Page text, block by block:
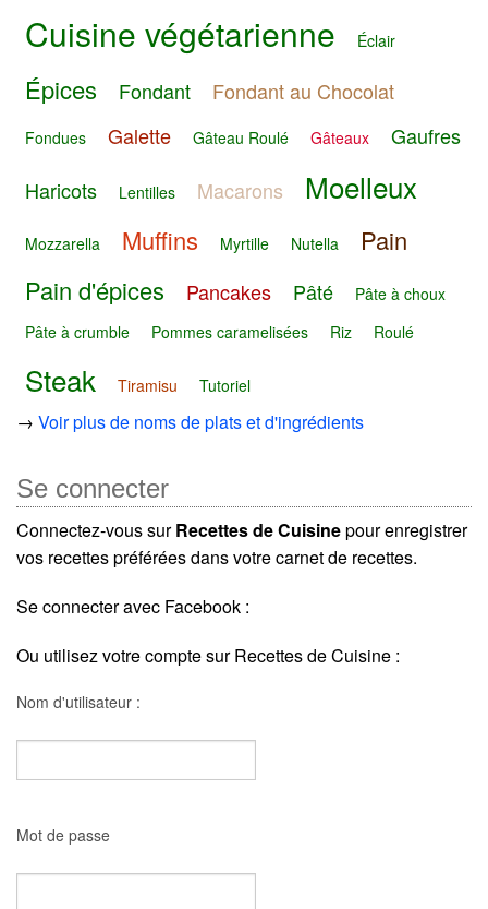
Cuisine végétarienne Éclair
Épices Fondant Fondant au Chocolat
Fondues Galette Gâteau Roulé Gâteaux
Gaufres
Haricots
Lentilles Macarons Moelleux
Mozzarella Muffins Myrtille Nutella
Pain
Pain d'épices
Pancakes Pâté
Pâte à choux
Pâte à crumble
Pommes caramelisées Riz Roulé
Steak Tiramisu Tutoriel
→ Voir plus de noms de plats et d'ingrédients
Se connecter
Connectez-vous surRecettes de Cuisinepour enregistrer
vos recettes préférées dans votre carnet de recettes.
Se connecter avec Facebook :
Ou utilisez votre compte sur Recettes de Cuisine :
Nom d'utilisateur :
Mot de passe